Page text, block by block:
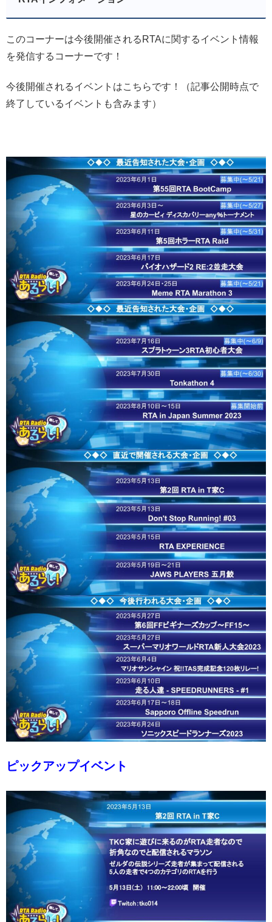
このコーナーは今後開催されるRTAに関するイベント情報
を発信するコーナーです！
今後開催されるイベントはこちらです！（記事公開時点で
終了しているイベントも含みます）
ピックアップイベント